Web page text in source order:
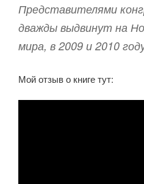
Представителями
дважды выдвинут на
мира, в 2009 и 2010
Мой отзыв о книге тут: